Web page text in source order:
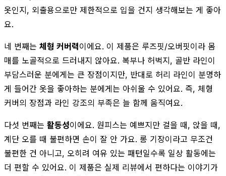
옷인지, 외출용으로만 제한적으로 입을 건지 생각해보는 게 좋아
요.
네 번째는 체형 커버력이에요. 이 제품은 루즈핏/오버핏이라 몸
매를 노골적으로 드러내지 않아요. 복부나 허벅지, 골반 라인이
부담스러운 분에게는 큰 장점이지만, 반대로 허리 라인이 분명하
게 들어간 옷을 좋아하는 분에게는 아쉬울 수 있어요. 즉, 체형
커버의 장점과 라인 강조의 부족은 늘 함께 움직여요.
다섯 번째는 활동성이에요. 원피스는 예쁘지만 걸을 때, 앉을 때,
계단 오를 때 불편하면 손이 잘 안 가요. 롱 기장이라고 무조건
불편한 건 아니고, 오히려 여유 있는 패턴일수록 일상 활동에는
더 편할 수 있어요. 이 제품은 실제 리뷰에서 편하다는 이야기가